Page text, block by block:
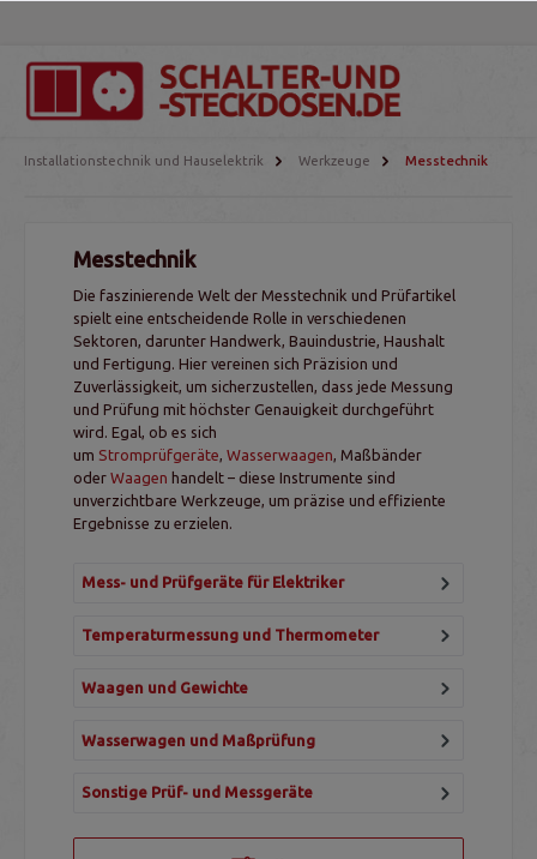
Installationstechnik und Hauselektrik Werkzeuge Messtechnik
Messtechnik
Die faszinierende Welt der Messtechnik und Prüfartikel
spielt eine entscheidende Rolle in verschiedenen
Sektoren, darunter Handwerk, Bauindustrie, Haushalt
und Fertigung. Hier vereinen sich Präzision und
Zuverlässigkeit, um sicherzustellen, dass jede Messung
und Prüfung mit höchster Genauigkeit durchgeführt
wird. Egal, ob es sich
um Stromprüfgeräte, Wasserwaagen, Maßbänder
oder Waagen handelt – diese Instrumente sind
unverzichtbare Werkzeuge, um präzise und effiziente
Ergebnisse zu erzielen.
Mess- und Prüfgeräte für Elektriker
Temperaturmessung und Thermometer
Waagen und Gewichte
Wasserwagen und Maßprüfung
Sonstige Prüf- und Messgeräte